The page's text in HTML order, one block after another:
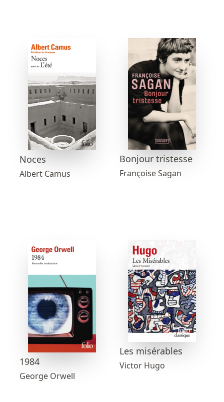
Noces
Albert Camus
Bonjour tristesse
Françoise Sagan
1984
George Orwell
Les misérables
Victor Hugo